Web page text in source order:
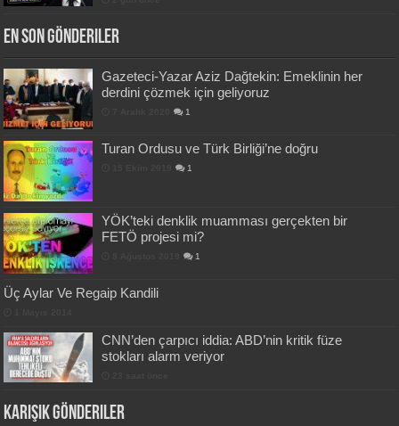
En Son Gönderiler
Gazeteci-Yazar Aziz Dağtekin: Emeklinin her
derdini çözmek için geliyoruz
1
Turan Ordusu ve Türk Birliği’ne doğru
1
YÖK’teki denklik muamması gerçekten bir
FETÖ projesi mi?
1
Üç Aylar Ve Regaip Kandili
CNN’den çarpıcı iddia: ABD’nin kritik füze
stokları alarm veriyor
Karışık Gönderiler